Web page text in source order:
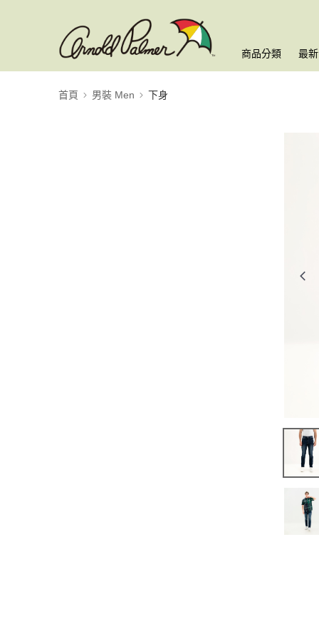
商品分類 最
首頁 男裝 Men 下身